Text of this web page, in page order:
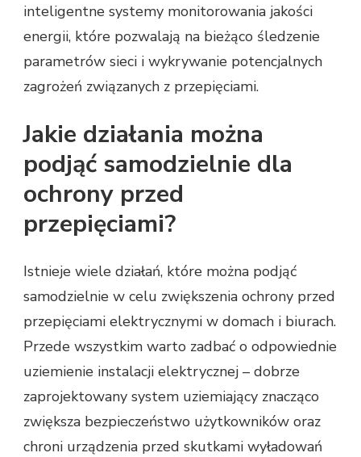
inteligentne systemy monitorowania jakości
energii, które pozwalają na bieżąco śledzenie
parametrów sieci i wykrywanie potencjalnych
zagrożeń związanych z przepięciami.
Jakie działania można
podjąć samodzielnie dla
ochrony przed
przepięciami?
Istnieje wiele działań, które można podjąć
samodzielnie w celu zwiększenia ochrony przed
przepięciami elektrycznymi w domach i biurach.
Przede wszystkim warto zadbać o odpowiednie
uziemienie instalacji elektrycznej – dobrze
zaprojektowany system uziemiający znacząco
zwiększa bezpieczeństwo użytkowników oraz
chroni urządzenia przed skutkami wyładowań